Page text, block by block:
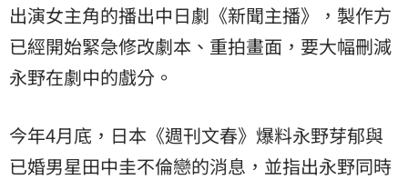
出演女主角的播出中日劇《新聞主播》，製作方
已經開始緊急修改劇本、重拍畫面，要大幅刪減
永野在劇中的戲分。
今年4月底，日本《週刊文春》爆料永野芽郁與
已婚男星田中圭不倫戀的消息，並指出永野同時